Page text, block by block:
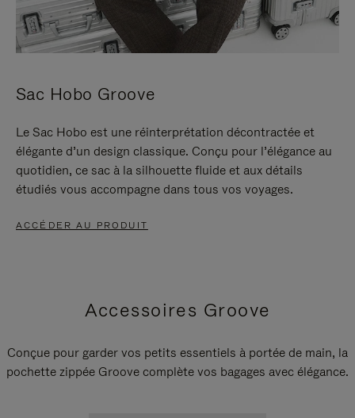
Sac Hobo Groove
Le Sac Hobo est une réinterprétation décontractée et
élégante d’un design classique. Conçu pour l’élégance au
quotidien, ce sac à la silhouette fluide et aux détails
étudiés vous accompagne dans tous vos voyages.
ACCÉDER AU PRODUIT
Accessoires Groove
Conçue pour garder vos petits essentiels à portée de main, la
pochette zippée Groove complète vos bagages avec élégance.